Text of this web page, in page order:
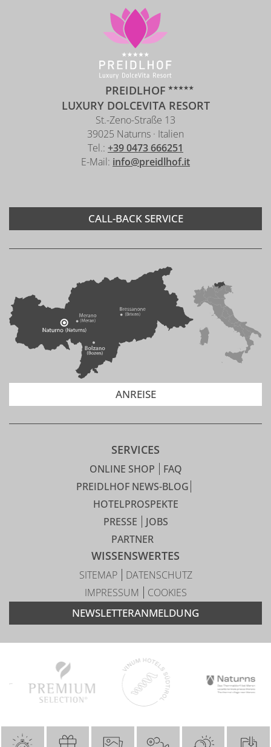
ANREISE
PREIDLHOF
LUXURY DOLCEVITA RESORT
St.-Zeno-Straße 13
39025 Naturns · Italien
Tel.: +39 0473 666251
E-Mail: info@preidlhof.it
CALL-BACK SERVICE
SERVICES
ONLINE SHOP
FAQ
PREIDLHOF NEWS-BLOG
HOTELPROSPEKTE
PRESSE
JOBS
PARTNER
WISSENSWERTES
SITEMAP
DATENSCHUTZ
IMPRESSUM
COOKIES
NEWSLETTERANMELDUNG